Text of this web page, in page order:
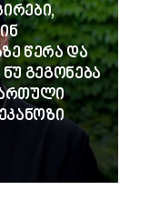
წერა და
გეგონება